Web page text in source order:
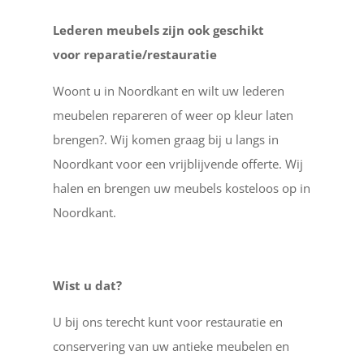
Lederen meubels zijn ook geschikt
voor reparatie/restauratie
Woont u in Noordkant en wilt uw lederen
meubelen repareren of weer op kleur laten
brengen?. Wij komen graag bij u langs in
Noordkant voor een vrijblijvende offerte. Wij
halen en brengen uw meubels kosteloos op in
Noordkant.
Wist u dat?
U bij ons terecht kunt voor restauratie en
conservering van uw antieke meubelen en